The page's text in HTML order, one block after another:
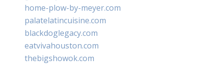
home-plow-by-meyer.com
palatelatincuisine.com
blackdoglegacy.com
eatvivahouston.com
thebigshowok.com